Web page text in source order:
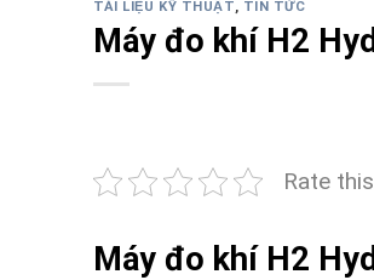
TÀI LIỆU KỸ THUẬT, TIN TỨC
Máy đo khí H2
Rate
Máy đo khí H2